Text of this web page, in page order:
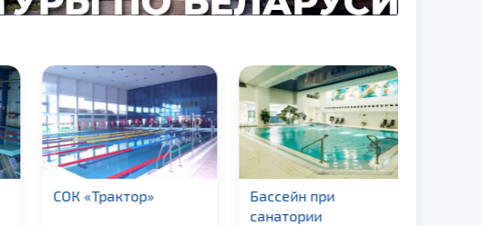
СОК «Трактор»
Бассейн при
санатории